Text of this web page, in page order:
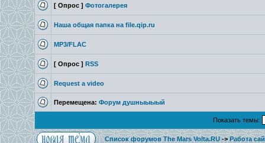
[ Опрос ] Фотогалерея
Наша общая папка на file.qip.ru
MP3/FLAC
[ Опрос ] RSS
Request a video
Перемещена: Форум душныыыый
Показать темы:
Список форумов The Mars Volta.RU->Работа